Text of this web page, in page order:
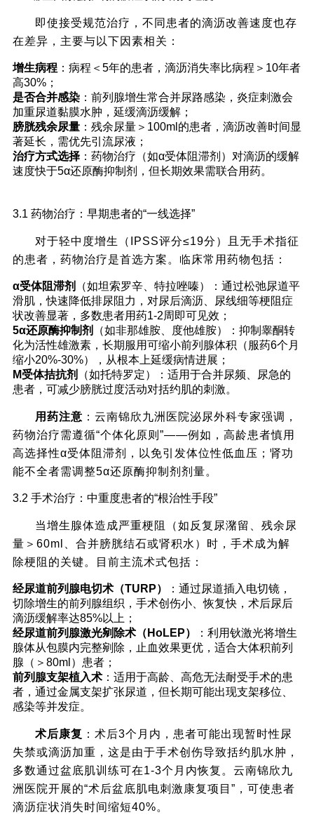
即使接受规范治疗，不同患者的滴沥改善速度也存
在差异，主要与以下因素相关：
增生病程：病程＜5年的患者，滴沥消失率比病程＞10年者
高30%；
是否合并感染：前列腺增生常合并尿路感染，炎症刺激会
加重尿道黏膜水肿，延缓滴沥缓解；
膀胱残余尿量：残余尿量＞100ml的患者，滴沥改善时间显
著延长，需优先引流尿液；
治疗方式选择：药物治疗（如α受体阻滞剂）对滴沥的缓解
速度快于5α还原酶抑制剂，但长期效果需联合用药。
梯式方案
3.1 药物治疗：早期患者的“一线选择”
对于轻中度增生（IPSS评分≤19分）且无手术指征
的患者，药物治疗是首选方案。临床常用药物包括：
α受体阻滞剂
（如坦索罗辛、特拉唑嗪）：通过松弛尿道平
滑肌，快速降低排尿阻力，对尿后滴沥、尿线细等梗阻症
状改善显著，多数患者用药1-2周即可见效；
5α还原酶抑制剂
（如非那雄胺、度他雄胺）：抑制睾酮转
化为活性雄激素，长期服用可缩小前列腺体积（服药6个月
缩小20%-30%），从根本上延缓病情进展；
M受体拮抗剂
（如托特罗定）：适用于合并尿频、尿急的
患者，可减少膀胱过度活动对括约肌的刺激。
用药注意 ：云南锦欣九洲医院泌尿外科专家强调，
药物治疗需遵循“个体化原则”——例如，高龄患者慎用
高选择性α受体阻滞剂，以免引发体位性低血压；肾功
能不全者需调整5α还原酶抑制剂剂量。
3.2 手术治疗：中重度患者的“根治性手段”
当增生腺体造成严重梗阻（如反复尿潴留、残余尿
量＞60ml、合并膀胱结石或肾积水）时，手术成为解
除梗阻的关键。目前主流术式包括：
经尿道前列腺电切术（TURP）
：通过尿道插入电切镜，
切除增生的前列腺组织，手术创伤小、恢复快，术后尿后
滴沥缓解率达85%以上；
经尿道前列腺激光剜除术（HoLEP）
：利用钬激光将增生
腺体从包膜内完整剜除，止血效果更优，适合大体积前列
腺（＞80ml）患者；
前列腺支架植入术：适用于高龄、高危无法耐受手术的患
者，通过金属支架扩张尿道，但长期可能出现支架移位、
感染等并发症。
术后康复 ：术后3个月内，患者可能出现暂时性尿
失禁或滴沥加重，这是由于手术创伤导致括约肌水肿，
多数通过盆底肌训练可在1-3个月内恢复。云南锦欣九
洲医院开展的“术后盆底肌电刺激康复项目”，可使患者
滴沥症状消失时间缩短40%。